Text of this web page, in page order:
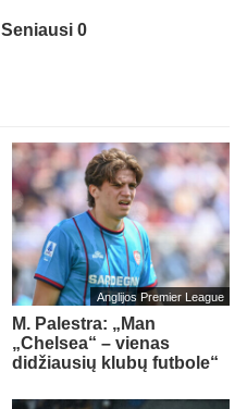
Seniausi 0
Anglijos Premier League
M. Palestra: „Man
„Chelsea“ – vienas
didžiausių klubų futbole“